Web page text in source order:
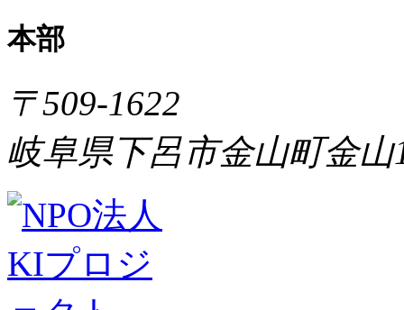
本部
〒509-1622
岐阜県下呂市金山町金山